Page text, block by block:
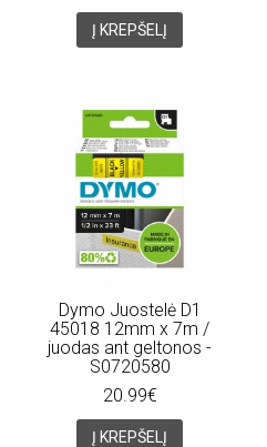
Į KREPŠELĮ
Dymo Juostelė D1
45018 12mm x 7m /
juodas ant geltonos -
S0720580
20.99€
Į KREPŠELĮ